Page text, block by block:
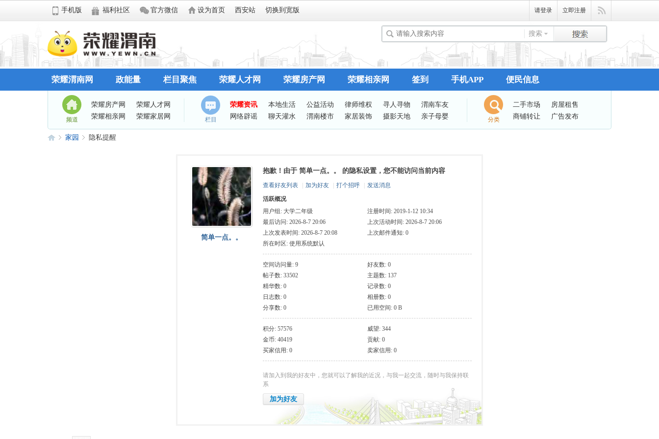
手机版 福利社区 官方微信 设为首页 西安站 切换到宽版 请登录 立即注册
搜索
荣耀渭南网 政能量 栏目聚焦 荣耀人才网 荣耀房产网 荣耀相亲网 签到 手机APP 便民信息
频道
荣耀房产网
荣耀人才网
荣耀相亲网
荣耀家居网 栏目
荣耀资讯 本地生活 公益活动 律师维权 寻人寻物
渭南车友
网络辟谣
聊天灌水 渭南楼市 家居装饰 摄影天地
亲子母婴
谈婚论嫁
志愿服务 有问必答 站务处理
分类
二手市场
房屋租售
商铺转让
广告发布
家园 隐私提醒
简单一点。。
抱歉！由于 简单一点。。 的隐私设置，您不能访问当前内容
查看好友列表 加为好友 打个招呼
发送消息
活跃概况
用户组: 大学二年级
注册时间: 2019-1-12 10:34
最后访问: 2026-8-7 20:06
上次活动时间: 2026-8-7 20:06
上次发表时间: 2026-8-7 20:08
上次邮件通知: 0
所在时区: 使用系统默认
空间访问量: 9
好友数: 0
帖子数: 33502
主题数: 137
精华数: 0
记录数: 0
日志数: 0
相册数: 0
分享数: 0
已用空间: 0 B
积分: 57576
威望: 344
金币: 40419
贡献: 0
买家信用: 0
卖家信用: 0
请加入到我的好友中，您就可以了解我的近况，与我一起交流，随时与我保持联
系
加为好友